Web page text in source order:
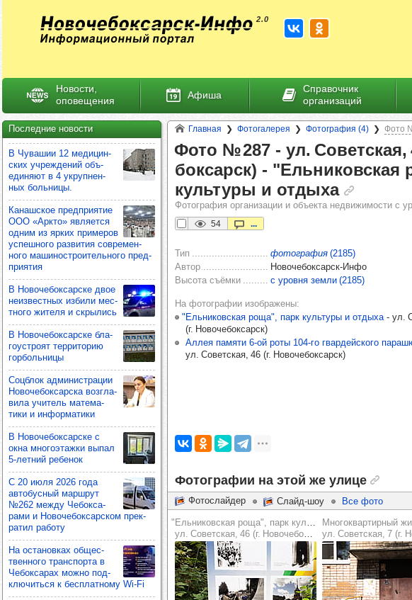
Главная Фотогалерея Фотография (4) Фото
Фото № 287 -​ ул. Совет­ская,
бок­сарск) -​ "Ель­ни­ков­ская
куль­туры и отдыха
Фотография организации и объекта недвижимости с
54 ...
Тип фотография (2185)
Автор
Новочебоксарск-Инфо
Высота съёмки
с уровня земли (2185)
На фотографии изображены
"Ельниковская роща", парк культуры и отдыха-​ ул.
(г. Новочебоксарск)
Аллея памяти 6-ой роты 104-го гвардейского
ул. Советская, 46 (г. Новочебоксарск)
Фотографии на этой же улице
Фотослайдер Слайд-шоу
Все фото
"Ельниковская роща", парк культуры и отдыха
ул. Советская, 46 (г. Новочебоксарск)
Многоквартирный
ул. Советская, 7 (г.
Последние новости
В Чува­шии 12 меди­цин­
ских учреж­де­ний объ­
еди­няют в 4 укруп­нен­
ных боль­ницы.
Канаш­ское пред­при­ятие
ООО «Аркто» явля­ется
одним из ярких при­ме­ров
успеш­ного раз­ви­тия сов­ре­мен­
ного маши­нос­тро­итель­ного пред­
при­ятия
В Ново­че­бок­сар­ске двое
неиз­вес­тных избили мес­
тного жителя и скры­лись
В Ново­че­бок­сар­ске бла­
го­ус­троят тер­ри­то­рию
гор­боль­ницы
Соц­блок адми­нис­тра­ции
Ново­че­бок­сар­ска воз­гла­
вила учи­тель мате­ма­
тики и инфор­ма­тики
В Ново­че­бок­сар­ске с
окна мно­го­этажки выпал
5-лет­ний ребе­нок
С 20 июля 2026 года
авто­бус­ный мар­шрут
№262 между Чебок­са­
рами и Ново­че­бок­сар­ском прек­
ра­тил работу
На оста­нов­ках общес­
твен­ного тран­спорта в
Чебок­са­рах можно под­
клю­читься к бес­плат­ному Wi-Fi
Новости,
оповещения
Афиша
Справочник
организаций